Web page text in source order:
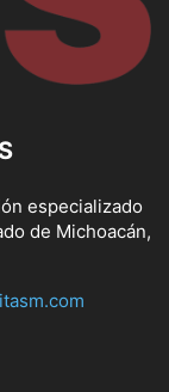
especializado
de Michoacán,